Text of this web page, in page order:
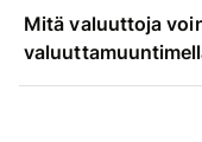
Mitä valuuttoja